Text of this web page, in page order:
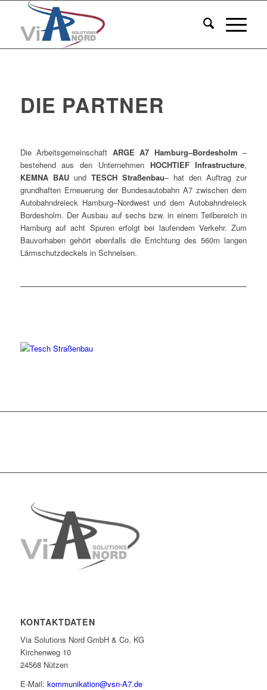
DIE PARTNER
Die Arbeitsgemeinschaft ARGE A7 Hamburg–Bordesholm –
bestehend aus den Unternehmen HOCHTIEF Infrastructure,
KEMNA BAUund TESCH Straßenbau– hat den Auftrag zur
grundhaften Erneuerung der Bundesautobahn A7 zwischen dem
Autobahndreieck Hamburg–Nordwest und dem Autobahndreieck
Bordesholm. Der Ausbau auf sechs bzw. in einem Teilbereich in
Hamburg auf acht Spuren erfolgt bei laufendem Verkehr. Zum
Bauvorhaben gehört ebenfalls die Errichtung des 560m langen
Lärmschutzdeckels in Schnelsen.
KONTAKTDATEN
Via Solutions Nord GmbH & Co. KG
Kirchenweg 10
24568 Nützen
E-Mail: kommunikation@vsn-A7.de